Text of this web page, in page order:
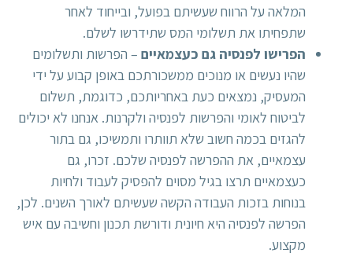
המלאה על הרווח שעשיתם בפועל, ובייחוד לאחר
שתפחיתו את תשלומי המס שתידרשו לשלם.
הפרישו לפנסיה גם כעצמאיים – הפרשות ותשלומים
שהיו נעשים או מנוכים ממשכורתכם באופן קבוע על ידי
המעסיק, נמצאים כעת באחריותכם, כדוגמת, תשלום
לביטוח לאומי והפרשות לפנסיה ולקרנות. אנחנו לא יכולים
להגזים בכמה חשוב שלא תוותרו ותמשיכו, גם בתור
עצמאיים, את ההפרשה לפנסיה שלכם. זכרו, גם
כעצמאיים תרצו בגיל מסוים להפסיק לעבוד ולחיות
בנוחות בזכות העבודה הקשה שעשיתם לאורך השנים. לכן,
הפרשה לפנסיה היא חיונית ודורשת תכנון וחשיבה עם איש
מקצוע.